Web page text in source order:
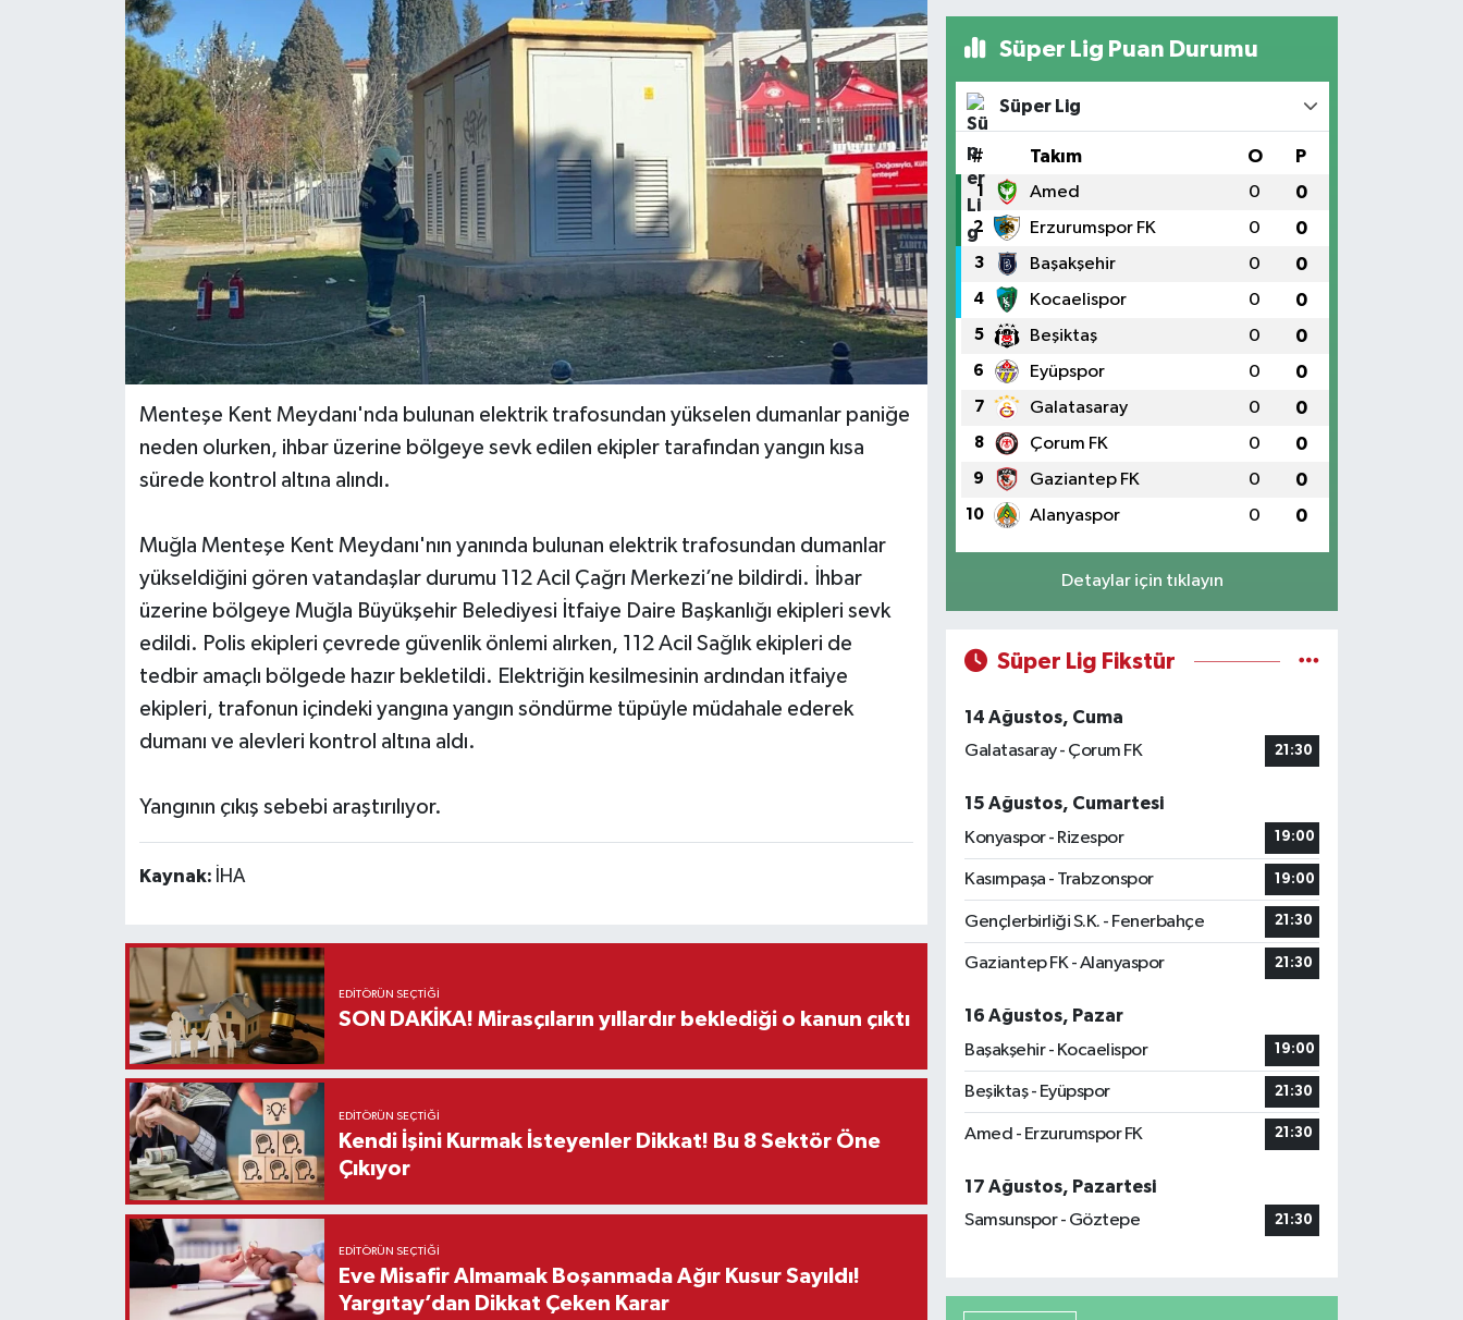
Menteşe Kent Meydanı'nda bulunan elektrik trafosundan yükselen dumanlar paniğe
neden olurken, ihbar üzerine bölgeye sevk edilen ekipler tarafından yangın kısa
sürede kontrol altına alındı.
Muğla Menteşe Kent Meydanı'nın yanında bulunan elektrik trafosundan dumanlar
yükseldiğini gören vatandaşlar durumu 112 Acil Çağrı Merkezi’ne bildirdi. İhbar
üzerine bölgeye Muğla Büyükşehir Belediyesi İtfaiye Daire Başkanlığı ekipleri sevk
edildi. Polis ekipleri çevrede güvenlik önlemi alırken, 112 Acil Sağlık ekipleri de
tedbir amaçlı bölgede hazır bekletildi. Elektriğin kesilmesinin ardından itfaiye
ekipleri, trafonun içindeki yangına yangın söndürme tüpüyle müdahale ederek
dumanı ve alevleri kontrol altına aldı.
Yangının çıkış sebebi araştırılıyor.
Kaynak: İHA
EDITÖRÜN SEÇTIĞI
SON DAKİKA! Mirasçıların yıllardır beklediği o kanun çıktı
EDITÖRÜN SEÇTIĞI
Kendi İşini Kurmak İsteyenler Dikkat! Bu 8 Sektör Öne
Çıkıyor
EDITÖRÜN SEÇTIĞI
Eve Misafir Almamak Boşanmada Ağır Kusur Sayıldı!
Yargıtay’dan Dikkat Çeken Karar
Süper Lig Puan Durumu
Süper Lig
# Takım O P
1 Amed 0 0
2 Erzurumspor FK 0 0
3 Başakşehir 0 0
4 Kocaelispor 0 0
5 Beşiktaş 0 0
6 Eyüpspor 0 0
7 Galatasaray 0 0
8 Çorum FK 0 0
9 Gaziantep FK 0 0
10 Alanyaspor 0 0
Detaylar için tıklayın
Süper Lig Fikstür
14 Ağustos, Cuma
Galatasaray - Çorum FK
21:30
15 Ağustos, Cumartesi
Konyaspor - Rizespor
19:00
Kasımpaşa - Trabzonspor 19:00
Gençlerbirliği S.K. - Fenerbahçe 21:30
Gaziantep FK - Alanyaspor 21:30
16 Ağustos, Pazar
Başakşehir - Kocaelispor
19:00
Beşiktaş - Eyüpspor 21:30
Amed - Erzurumspor FK 21:30
17 Ağustos, Pazartesi
Samsunspor - Göztepe
21:30
Haber İlanlar
Kültür-Sanat
Magazin
Resmi İlanlar
Seri İlan
Teknoloji
Vefat Haberleri